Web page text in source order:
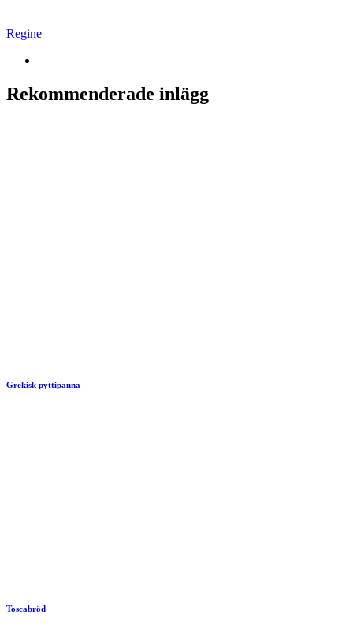
Regine
Rekommenderade inlägg
Grekisk pyttipanna
Toscabröd